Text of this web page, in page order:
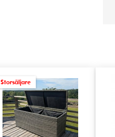
Storsäljare